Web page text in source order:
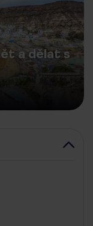
a dělat s